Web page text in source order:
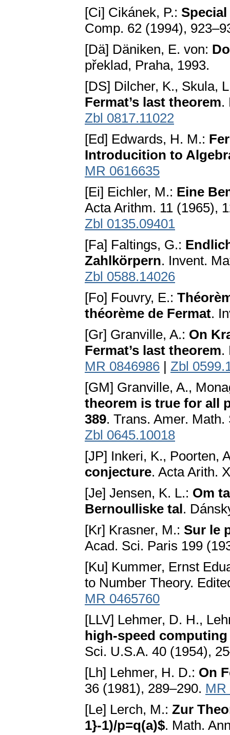
[Ci] Cikánek, P.:
Comp. 62 (1994),
[Dä] Däniken, E. von:
překlad, Praha, 1993.
[DS] Dilcher, K., Skula,
Fermat’s last theorem.
Zbl 0817.11022
[Ed] Edwards, H. M.:
Introducition to
MR 0616635
[Ei] Eichler, M.: Eine
Acta Arithm. 11 (1965),
Zbl 0135.09401
[Fa] Faltings, G.:
Zahlkörpern. Invent.
Zbl 0588.14026
[Fo] Fouvry, E.:
théorème de Fermat.
[Gr] Granville, A.: On
Fermat’s last theorem.
MR 0846986 | Zbl
[GM] Granville, A.,
theorem is true for all
389. Trans. Amer.
Zbl 0645.10018
[JP] Inkeri, K., Poorten,
conjecture. Acta Arith.
[Je] Jensen, K. L.: Om
Bernoulliske tal.
[Kr] Krasner, M.: Sur le
Acad. Sci. Paris 199
[Ku] Kummer, Ernst
to Number Theory.
MR 0465760
[LLV] Lehmer, D. H.,
high-speed computing
Sci. U.S.A. 40 (1954),
[Lh] Lehmer, H. D.: On
36 (1981), 289–290. MR
[Le] Lerch, M.: Zur
1}-1)/p=q(a)$. Math.